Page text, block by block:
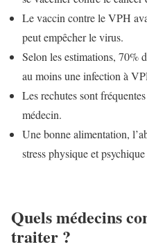
Le vaccin contre le VPH
peut empêcher le virus.
Selon les estimations, 70%
au moins une infection à
Les rechutes sont
médecin.
Une bonne alimentation,
stress physique et
Quels médecins
traiter ?